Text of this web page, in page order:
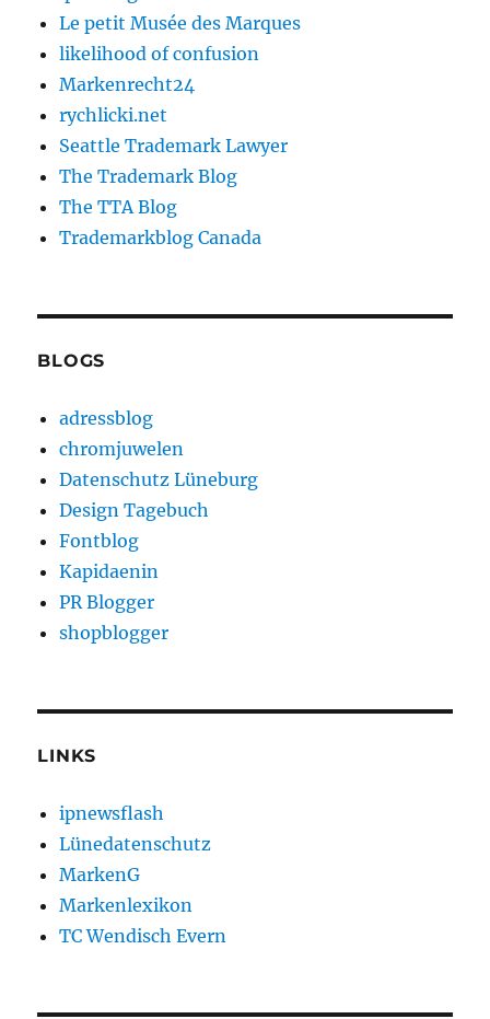
Le petit Musée des Marques
likelihood of confusion
Markenrecht24
rychlicki.net
Seattle Trademark Lawyer
The Trademark Blog
The TTA Blog
Trademarkblog Canada
BLOGS
adressblog
chromjuwelen
Datenschutz Lüneburg
Design Tagebuch
Fontblog
Kapidaenin
PR Blogger
shopblogger
LINKS
ipnewsflash
Lünedatenschutz
MarkenG
Markenlexikon
TC Wendisch Evern